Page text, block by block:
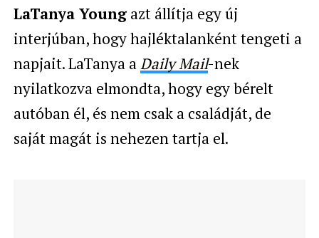
LaTanya Youngazt állítja egy új
interjúban, hogy hajléktalanként tengeti a
napjait. LaTanya aDaily Mail-nek
nyilatkozva elmondta, hogy egy bérelt
autóban él, és nem csak a családját, de
saját magát is nehezen tartja el.